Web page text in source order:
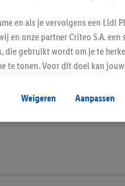
en als je vervolgens een Lidl
en onze partner Criteo S.A. een
die gebruikt wordt om je te
te tonen. Voor dit doel kan jouw
worden weergegeven voor
van een online
Weigeren Aanpassen